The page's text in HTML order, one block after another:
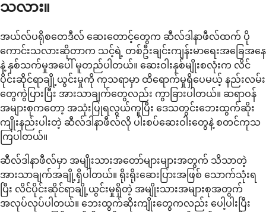
သလား။
အယ်လ်ပရိုစတေဒီလ် ဆေးတောင့်တွေက ဆီလ်ဒါနာဖီလ်ထက် ပို
ကောင်းသလားဆိုတာက သင့်ရဲ့ တစ်ဦးချင်းကျန်းမာရေးအခြေအနေ
နဲ့ နှစ်သက်မှုအပေါ် မူတည်ပါတယ်။ ဆေးဝါးနှစ်မျိုးစလုံးက လိင်
ပိုင်းဆိုင်ရာချို့ယွင်းမှုကို ကုသရာမှာ ထိရောက်မှုရှိပေမယ့် နည်းလမ်း
တွေကွဲပြားပြီး အားသာချက်တွေလည်း ကွာခြားပါတယ်။ ဆရာဝန်
အများစုကတော့ အသုံးပြုရလွယ်ကူပြီး ဒေသတွင်းဘေးထွက်ဆိုး
ကျိုးနည်းပါးတဲ့ ဆီလ်ဒါနာဖီလ်လို ပါးစပ်ဆေးဝါးတွေနဲ့ စတင်ကုသ
ကြပါတယ်။
ဆီလ်ဒါနာဖီလ်မှာ အမျိုးသားအတော်များများအတွက် သိသာတဲ့
အားသာချက်အချို့ရှိပါတယ်။ ရိုးရိုးဆေးပြားအဖြစ် သောက်သုံးရ
ပြီး လိင်ပိုင်းဆိုင်ရာချို့ယွင်းမှုရှိတဲ့ အမျိုးသားအများစုအတွက်
အလုပ်လုပ်ပါတယ်။ ဘေးထွက်ဆိုးကျိုးတွေကလည်း ပေါ့ပါးပြီး